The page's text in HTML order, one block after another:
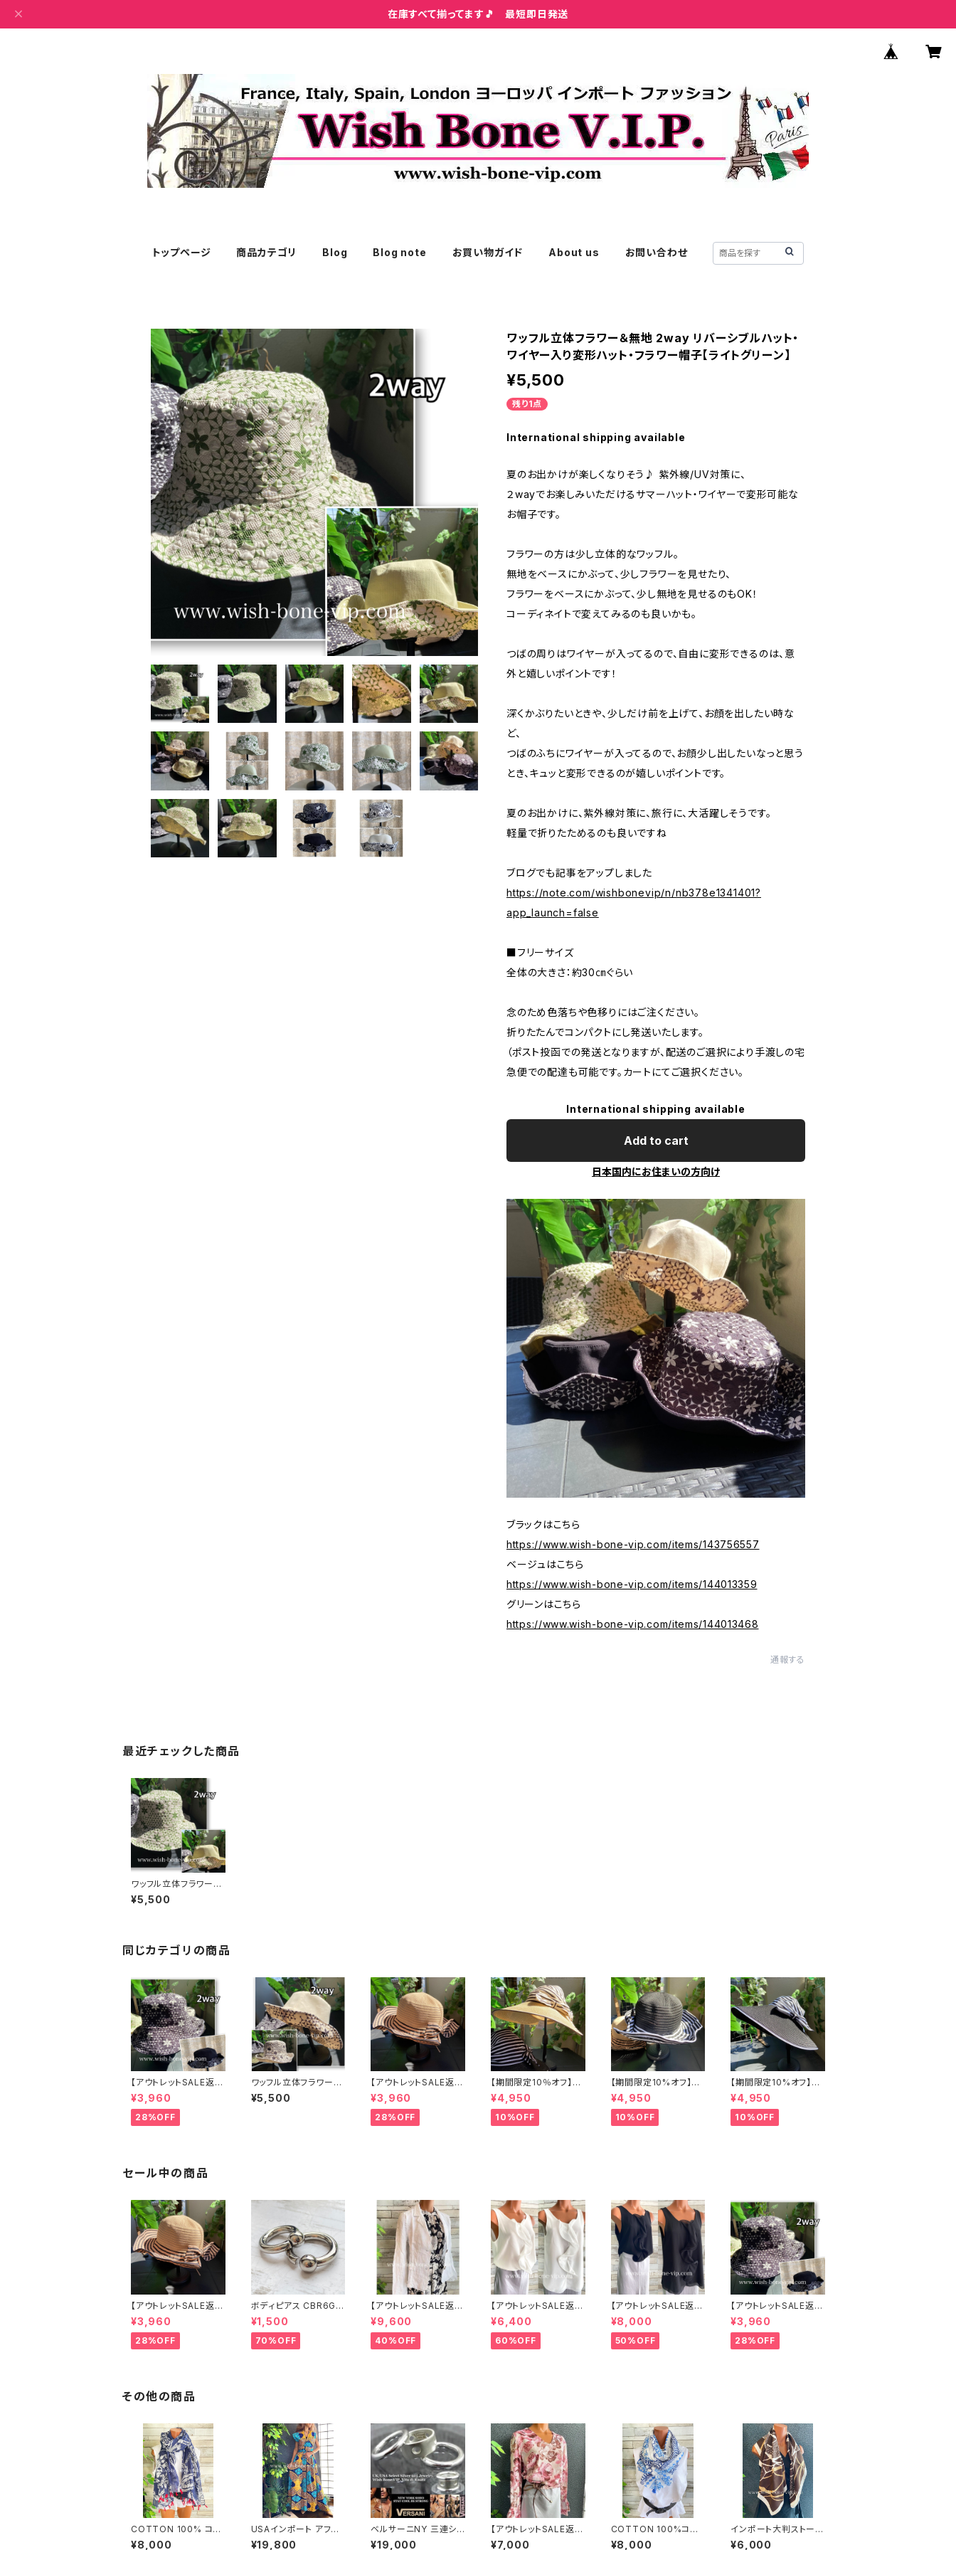
在庫すべて揃ってます🎵 最短即日発送
トップページ 商品カテゴリ Blog Blog note お買い物ガイド About us お問い合わせ
ワッフル立体フラワー＆無地 2way リバーシブルハット・
ワイヤー入り変形ハット・フラワー帽子【ライトグリーン】
¥5,500
残り1点
International shipping available
夏のお出かけが楽しくなりそう♪ 紫外線/UV対策に、
２wayでお楽しみいただけるサマーハット・ワイヤーで変形可能な
お帽子です。
フラワーの方は少し立体的なワッフル。
無地をベースにかぶって、少しフラワーを見せたり、
フラワーをベースにかぶって、少し無地を見せるのもOK！
コーディネイトで変えてみるのも良いかも。
つばの周りはワイヤーが入ってるので、自由に変形できるのは、意
外と嬉しいポイントです！
深くかぶりたいときや、少しだけ前を上げて、お顔を出したい時な
ど、
つばのふちにワイヤーが入ってるので、お顔少し出したいなっと思う
とき、キュッと変形できるのが嬉しいポイントです。
夏のお出かけに、紫外線対策に、旅行に、大活躍しそうです。
軽量で折りたためるのも良いですね
ブログでも記事をアップしました
https://note.com/wishbonevip/n/nb378e1341401?
app_launch=false
■フリーサイズ
全体の大きさ：約30㎝ぐらい
念のため色落ちや色移りにはご注ください。
折りたたんでコンパクトにし発送いたします。
（ポスト投函での発送となりますが、配送のご選択により手渡しの宅
急便での配達も可能です。カートにてご選択ください。
International shipping available
Add to cart
日本国内にお住まいの方向け
ブラックはこちら
https://www.wish-bone-vip.com/items/143756557
ベージュはこちら
https://www.wish-bone-vip.com/items/144013359
グリーンはこちら
https://www.wish-bone-vip.com/items/144013468
通報する
最近チェックした商品
ワッフル立体フラワー＆
無地 2way リバーシブ
ルハット・ワイヤー入り
¥5,500
同じカテゴリの商品
【アウトレットSALE返品
交換不可8/20まで】ワ
ッフル立体フラワー＆無
地 2way リバーシブル
ハット・ワイヤー入り変
¥3,960
28%OFF
ワッフル立体フラワー＆
無地 2way リバーシブ
ルハット・ワイヤー入り
¥5,500
【アウトレットSALE返品
交換不可8/20まで】つ
ば広サマーハット・通気
性・軽量 ワイヤー入り
ハット ボーダー＆BIGリ
¥3,960
28%OFF
【期間限定10％オフ】つ
ば広サマーハット・サン
バイザー ボーダー切り
替え BIGリボン・女優帽
紫外線対策 レディース
¥4,950
10%OFF
【期間限定10%オフ】つ
ば広サマーハット・通気
性・軽量 ワイヤー入り
ハット ボーダー＆BIGリ
ボン・女優帽 紫外線/U
¥4,950
10%OFF
【期間限定10%オフ】つ
ば広サマーハット・サン
バイザー ボーダー切り
替え BIGリボン・女優帽
UV対策 レディースハッ
¥4,950
10%OFF
セール中の商品
【アウトレットSALE返品
交換不可8/20まで】つ
ば広サマーハット・通気
性・軽量 ワイヤー入り
ハット ボーダー＆BIGリ
¥3,960
28%OFF
ボディピアス CBR6G
両耳2個セット 1ボール
ネジ式 簡単脱着 サー
ジカルステンレス NY直
輸入
¥1,500
70%OFF
【アウトレットSALE返品
交換不可8/20まで】イ
タリア製サマージャケッ
ト｜Made in ITALY｜
リネン麻 飾りエリ ジャ
¥9,600
40%OFF
【アウトレットSALE返品
交換不可8/20まで】イ
タリア製 CASADEILU
CA ITALY｜前フリル＆
BIGフリルトップス /ホワ
¥6,400
60%OFF
【アウトレットSALE返品
交換不可8/20まで】イ
タリア製 CASADEILU
CA ITALY｜前フリル＆
BIGフリルトップス /ブラ
¥8,000
50%OFF
【アウトレットSALE返品
交換不可8/20まで】ワ
ッフル立体フラワー＆無
地 2way リバーシブル
ハット・ワイヤー入り変
¥3,960
28%OFF
その他の商品
COTTON 100% コッ
トン インポート大判スト
¥8,000
USAインポート アフリ
カンプリント ロングドレ
¥19,800
ベルサーニNY 三連シル
バーリング【11～16号】
¥19,000
【アウトレットSALE返品
交換不可8/20まで】イ
¥7,000
COTTON 100%コット
ン 夏のストール インポ
¥8,000
インポート大判ストール
90cm 大判スクエア Si
¥6,000